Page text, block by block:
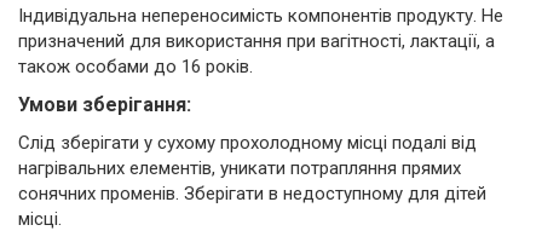
Індивідуальна непереносимість компонентів продукту. Не
призначений для використання при вагітності, лактації, а
також особами до 16 років.
Умови зберігання:
Слід зберігати у сухому прохолодному місці подалі від
нагрівальних елементів, уникати потрапляння прямих
сонячних променів. Зберігати в недоступному для дітей
місці.